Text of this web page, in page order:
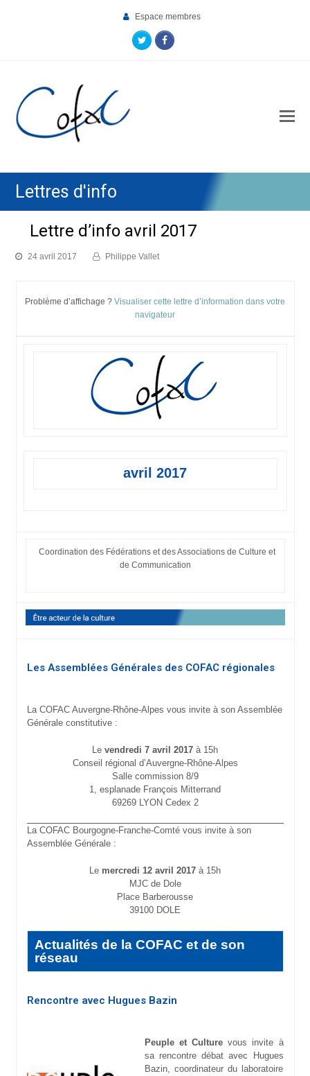
Espace membres
TwitterFacebook
Lettres d'info
Lettre d’info avril 2017
24 avril 2017 Philippe Vallet
Problème d’affichage ? Visualiser cette lettre d’information dans votre
navigateur
avril 2017
Coordination des Fédérations et des Associations de Culture et
de Communication
Les Assemblées Générales des COFAC régionales
La COFAC Auvergne-Rhône-Alpes vous invite à son Assemblée
Générale constitutive :
Le vendredi 7 avril 2017 à 15h
Conseil régional d’Auvergne-Rhône-Alpes
Salle commission 8/9
1, esplanade François Mitterrand
69269 LYON Cedex 2
La COFAC Bourgogne-Franche-Comté vous invite à son
Assemblée Générale :
Le mercredi 12 avril 2017 à 15h
MJC de Dole
Place Barberousse
39100 DOLE
Actualités de la COFAC et de son
réseau
Rencontre avec Hugues Bazin
Peuple et Culturevous invite à
sa rencontre débat avec Hugues
Bazin, coordinateur du laboratoire